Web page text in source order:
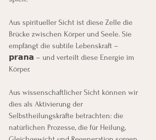
Aus spiritueller Sicht ist diese Zelle die
Brücke zwischen Körper und Seele. Sie
empfängt die subtile Lebenskraft –
𝗽𝗿𝗮𝗻𝗮 – und verteilt diese Energie im
Körper.
Aus wissenschaftlicher Sicht können wir
dies als Aktivierung der
Selbstheilungskräfte betrachten: die
natürlichen Prozesse, die für Heilung,